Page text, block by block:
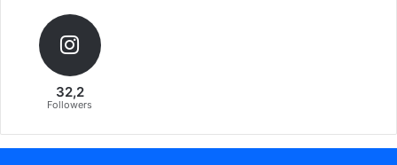
32,2
Followers